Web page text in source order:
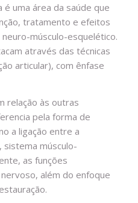
é uma área da saúde que
tratamento e efeitos
músculo-esquelético.
através das técnicas
articular), com ênfase
relação às outras
pela forma de
a ligação entre a
músculo-
as funções
além do enfoque